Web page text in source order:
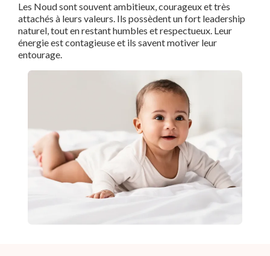
Les Noud sont souvent ambitieux, courageux et très
attachés à leurs valeurs. Ils possèdent un fort leadership
naturel, tout en restant humbles et respectueux. Leur
énergie est contagieuse et ils savent motiver leur
entourage.